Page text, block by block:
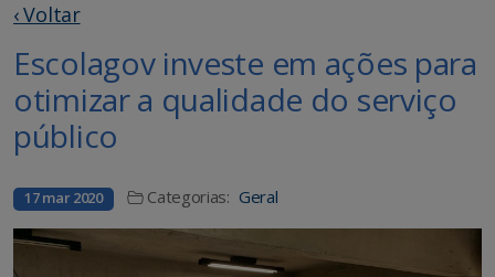
‹ Voltar
Escolagov investe em ações para
otimizar a qualidade do serviço
público
17 mar 2020 Categorias: Geral